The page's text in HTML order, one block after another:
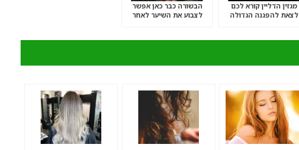
מגזין הדליין קורא לכם
לצאת להפגנה הגדולה
הבשורה כבר כאן אפשר
לצבוע את השיער לאחר